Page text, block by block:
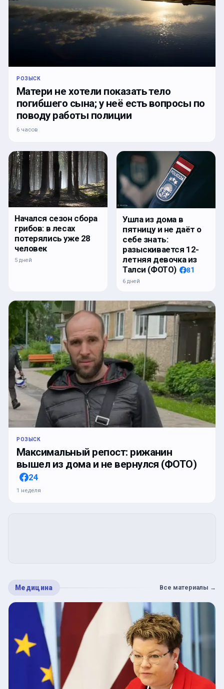
РОЗЫСК
Матери не хотели показать тело
погибшего сына; у неё есть вопросы по
поводу работы полиции
6 часов
Начался сезон сбора
грибов: в лесах
потерялись уже 28
человек
5 дней
Ушла из дома в
пятницу и не даёт о
себе знать:
разыскивается 12-
летняя девочка из
Талси (ФОТО)
81
6 дней
РОЗЫСК
Максимальный репост: рижанин
вышел из дома и не вернулся (ФОТО)
24
1 неделя
Медицина Все материалы →